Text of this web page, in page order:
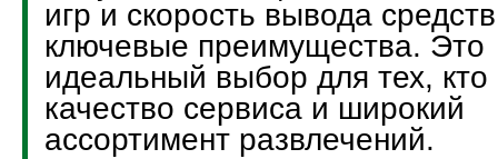
игр и скорость вывода
ключевые преимущества. Это
идеальный выбор для тех, кто
качество сервиса и широкий
ассортимент развлечений.